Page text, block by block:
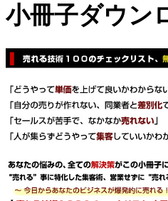
小冊子ダウン